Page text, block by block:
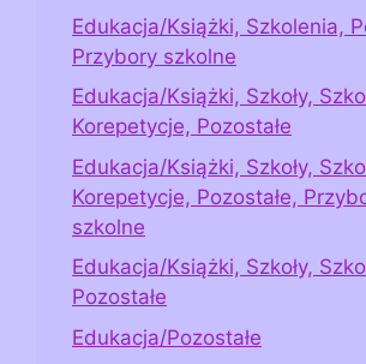
Edukacja/Książki, Szkolenia,
Przybory szkolne
Edukacja/Książki, Szkoły,
Korepetycje, Pozostałe
Edukacja/Książki, Szkoły,
Korepetycje, Pozostałe,
szkolne
Edukacja/Książki, Szkoły,
Pozostałe
Edukacja/Pozostałe